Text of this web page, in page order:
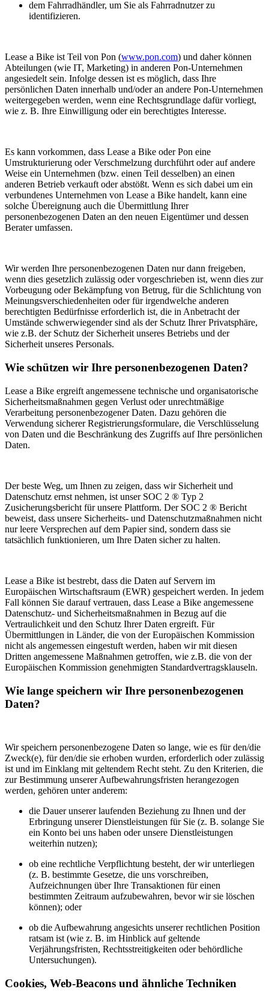
dem Fahrradhändler, um Sie als Fahrradnutzer zu
identifizieren.
Lease a Bike ist Teil von Pon (www.pon.com) und daher können
Abteilungen (wie IT, Marketing) in anderen Pon-Unternehmen
angesiedelt sein. Infolge dessen ist es möglich, dass Ihre
persönlichen Daten innerhalb und/oder an andere Pon-Unternehmen
weitergegeben werden, wenn eine Rechtsgrundlage dafür vorliegt,
wie z. B. Ihre Einwilligung oder ein berechtigtes Interesse.
Es kann vorkommen, dass Lease a Bike oder Pon eine
Umstrukturierung oder Verschmelzung durchführt oder auf andere
Weise ein Unternehmen (bzw. einen Teil desselben) an einen
anderen Betrieb verkauft oder abstößt. Wenn es sich dabei um ein
verbundenes Unternehmen von Lease a Bike handelt, kann eine
solche Übereignung auch die Übermittlung Ihrer
personenbezogenen Daten an den neuen Eigentümer und dessen
Berater umfassen.
Wir werden Ihre personenbezogenen Daten nur dann freigeben,
wenn dies gesetzlich zulässig oder vorgeschrieben ist, wenn dies zur
Vorbeugung oder Bekämpfung von Betrug, für die Schlichtung von
Meinungsverschiedenheiten oder für irgendwelche anderen
berechtigten Bedürfnisse erforderlich ist, die in Anbetracht der
Umstände schwerwiegender sind als der Schutz Ihrer Privatsphäre,
wie z.B. der Schutz der Sicherheit unseres Betriebs und der
Sicherheit unseres Personals.
Wie schützen wir Ihre personenbezogenen Daten?
Lease a Bike ergreift angemessene technische und organisatorische
Sicherheitsmaßnahmen gegen Verlust oder unrechtmäßige
Verarbeitung personenbezogener Daten. Dazu gehören die
Verwendung sicherer Registrierungsformulare, die Verschlüsselung
von Daten und die Beschränkung des Zugriffs auf Ihre persönlichen
Daten.
Der beste Weg, um Ihnen zu zeigen, dass wir Sicherheit und
Datenschutz ernst nehmen, ist unser SOC 2 ® Typ 2
Zusicherungsbericht für unsere Plattform. Der SOC 2 ® Bericht
beweist, dass unsere Sicherheits- und Datenschutzmaßnahmen nicht
nur leere Versprechen auf dem Papier sind, sondern dass sie
tatsächlich funktionieren, um Ihre Daten sicher zu halten.
Lease a Bike ist bestrebt, dass die Daten auf Servern im
Europäischen Wirtschaftsraum (EWR) gespeichert werden. In jedem
Fall können Sie darauf vertrauen, dass Lease a Bike angemessene
Datenschutz- und Sicherheitsmaßnahmen in Bezug auf die
Vertraulichkeit und den Schutz Ihrer Daten ergreift. Für
Übermittlungen in Länder, die von der Europäischen Kommission
nicht als angemessen eingestuft werden, haben wir mit diesen
Dritten angemessene Maßnahmen getroffen, wie z.B. die von der
Europäischen Kommission genehmigten Standardvertragsklauseln.
Wie lange speichern wir Ihre personenbezogenen
Daten?
Wir speichern personenbezogene Daten so lange, wie es für den/die
Zweck(e), für den/die sie erhoben wurden, erforderlich oder zulässig
ist und im Einklang mit geltendem Recht steht. Zu den Kriterien, die
zur Bestimmung unserer Aufbewahrungsfristen herangezogen
werden, gehören unter anderem:
die Dauer unserer laufenden Beziehung zu Ihnen und der
Erbringung unserer Dienstleistungen für Sie (z. B. solange Sie
ein Konto bei uns haben oder unsere Dienstleistungen
weiterhin nutzen);
ob eine rechtliche Verpflichtung besteht, der wir unterliegen
(z. B. bestimmte Gesetze, die uns vorschreiben,
Aufzeichnungen über Ihre Transaktionen für einen
bestimmten Zeitraum aufzubewahren, bevor wir sie löschen
können); oder
ob die Aufbewahrung angesichts unserer rechtlichen Position
ratsam ist (wie z. B. im Hinblick auf geltende
Verjährungsfristen, Rechtsstreitigkeiten oder behördliche
Untersuchungen).
Cookies, Web-Beacons und ähnliche Techniken